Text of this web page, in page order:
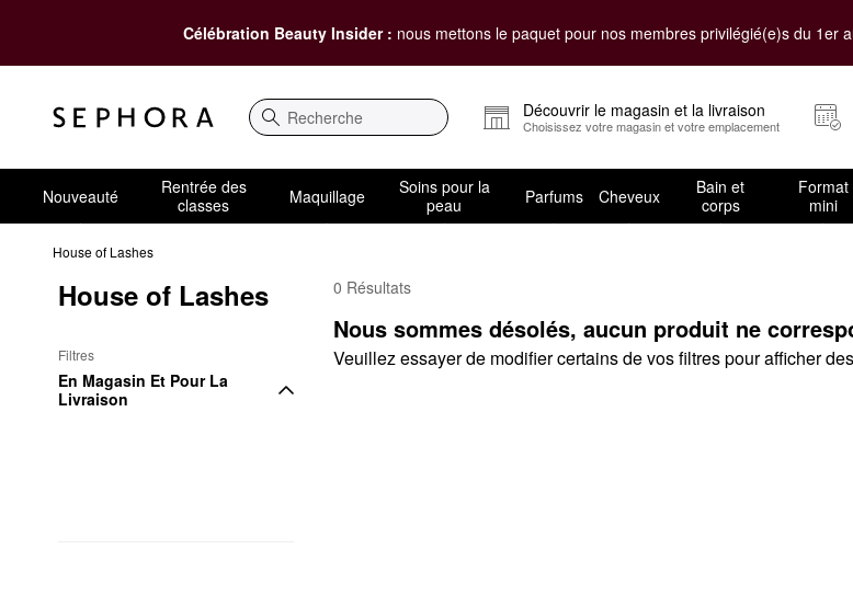
Célébration Beauty Insider : nous mettons le paquet pour nos membres privilégié(e)s du 1er
Recherche
Découvrir le magasin et la livraison
Choisissez votre magasin et votre emplacement
Nouveauté
Rentrée des
classes
Maquillage
Soins pour la
peau
Parfums Cheveux
Bain et
corps
Format
mini
House of Lashes
House of Lashes
Filtres
En Magasin Et Pour La
Livraison
House of Lashes Par destinataire
0 Résultats
Nous sommes désolés, aucun produit ne
Veuillez essayer de modifier certains de vos filtres pour afficher